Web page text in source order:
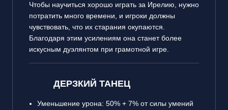
Чтобы научиться хорошо играть за Ирелию, нужно
потратить много времени, и игроки должны
чувствовать, что их старания окупаются.
Благодаря этим усилениям она станет более
искусным дуэлянтом при грамотной игре.
ДЕРЗКИЙ ТАНЕЦ
Уменьшение урона: 50% + 7% от силы умений